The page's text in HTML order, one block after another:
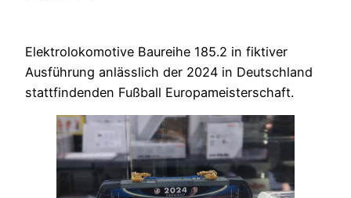
Elektrolokomotive Baureihe 185.2 in fiktiver
Ausführung anlässlich der 2024 in Deutschland
stattfindenden Fußball Europameisterschaft.